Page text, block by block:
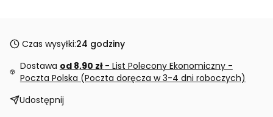
Czas wysyłki:24 godziny
Dostawa od 8,90 zł - List Polecony Ekonomiczny -
Poczta Polska (Poczta doręcza w 3-4 dni roboczych)
Udostępnij